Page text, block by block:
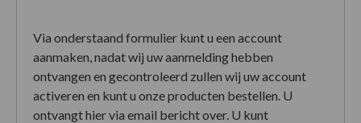
Via onderstaand formulier kunt u een account
aanmaken, nadat wij uw aanmelding hebben
ontvangen en gecontroleerd zullen wij uw account
activeren en kunt u onze producten bestellen. U
ontvangt hier via email bericht over. U kunt